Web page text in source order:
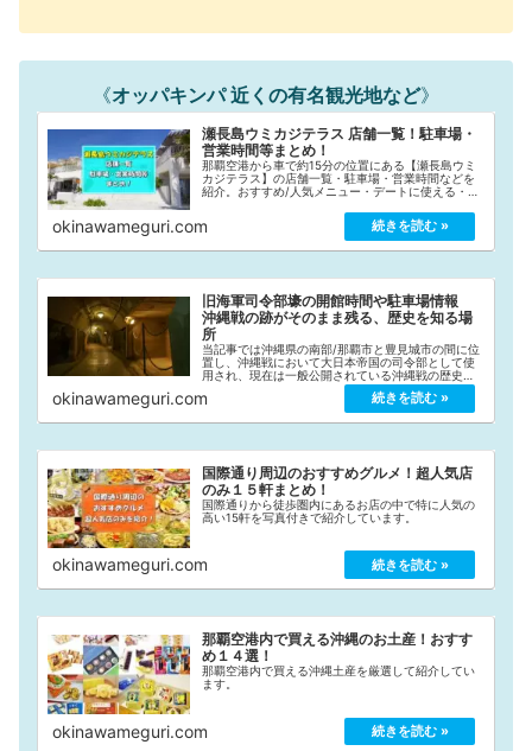
《オッパキンパ 近くの有名観光地など》
瀬長島ウミカジテラス 店舗一覧！駐車場・
営業時間等まとめ！
那覇空港から車で約15分の位置にある【瀬長島ウミ
カジテラス】の店舗一覧・駐車場・営業時間などを
紹介。おすすめ/人気メニュー・デートに使える・子
応・ランチにおすすめ等の情報もお店ごとに記載し
ています。
okinawameguri.com
旧海軍司令部壕の開館時間や駐車場情報
沖縄戦の跡がそのまま残る、歴史を知る場
所
当記事では沖縄県の南部/那覇市と豊見城市の間に位
置し、沖縄戦において大日本帝国の司令部として使
用され、現在は一般公開されている沖縄戦の歴史を
学べる場所『旧海軍司令部壕』をご紹介していま
す。
okinawameguri.com
国際通り周辺のおすすめグルメ！超人気店
のみ１５軒まとめ！
国際通りから徒歩圏内にあるお店の中で特に人気の
高い15軒を写真付きで紹介しています。
okinawameguri.com
那覇空港内で買える沖縄のお土産！おすす
め１４選！
那覇空港内で買える沖縄土産を厳選して紹介してい
ます。
okinawameguri.com